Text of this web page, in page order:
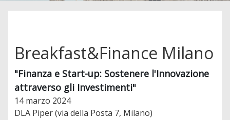
Breakfast&Finance Milano
"Finanza e Start-up: Sostenere l'Innovazione
attraverso gli Investimenti"
14 marzo 2024
DLA Piper (via della Posta 7, Milano)